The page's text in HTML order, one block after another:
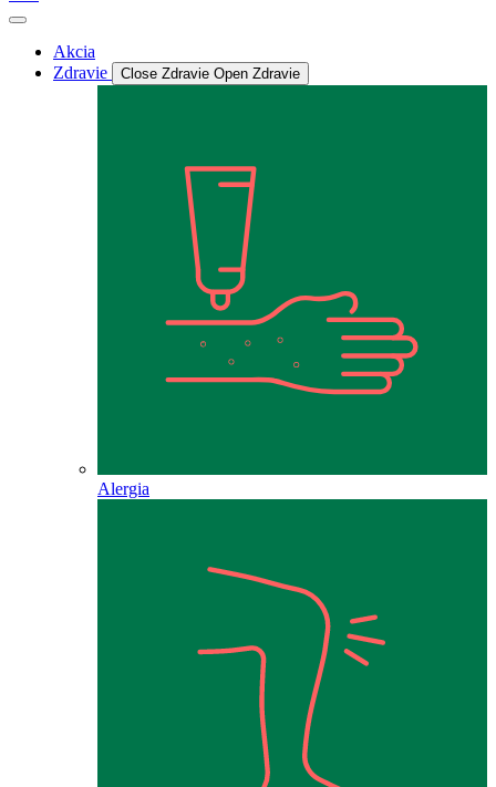
Akcia
Zdravie
Close Zdravie Open Zdravie
Alergia